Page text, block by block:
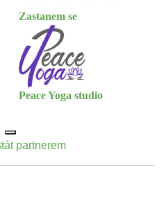
Zastanem se
Peace Yoga studio
partnerem